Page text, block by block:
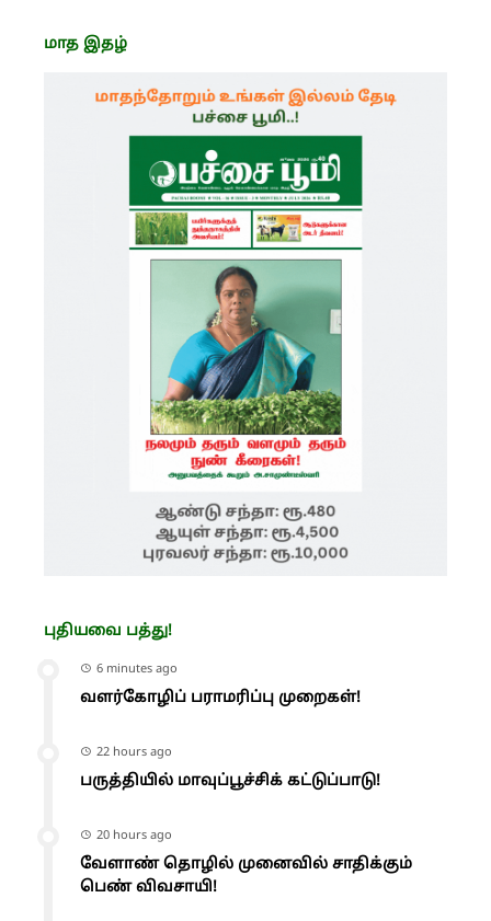
மாத இதழ்
புதியவை பத்து!
6 minutes ago
வளர்கோழிப் பராமரிப்பு முறைகள்!
22 hours ago
பருத்தியில் மாவுப்பூச்சிக் கட்டுப்பாடு!
20 hours ago
வேளாண் தொழில் முனைவில் சாதிக்கும்
பெண் விவசாயி!